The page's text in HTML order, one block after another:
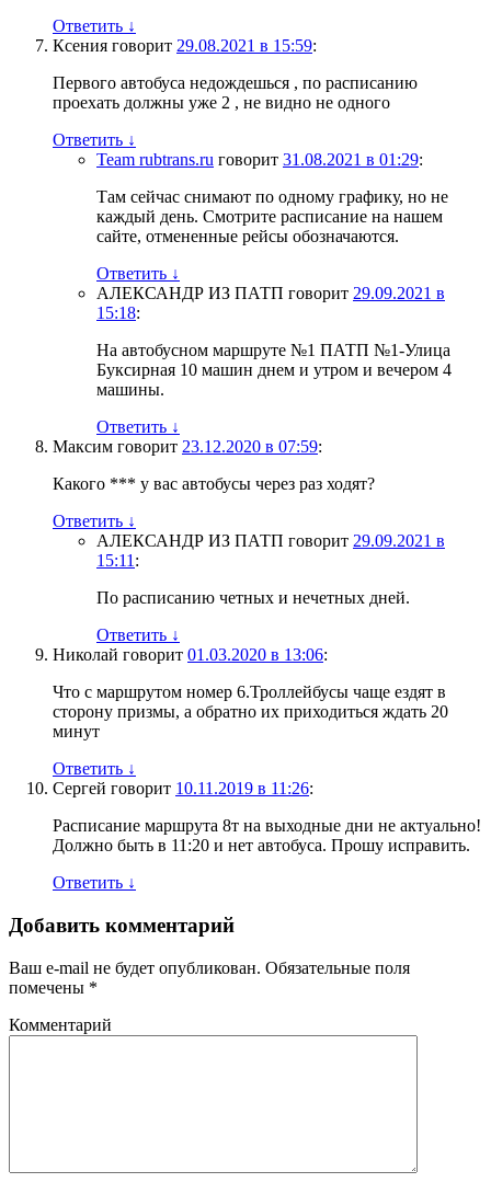
Ответить ↓
Ксения говорит 29.08.2021 в 15:59:
Первого автобуса недождешься , по расписанию
проехать должны уже 2 , не видно не одного
Ответить ↓
Team rubtrans.ru говорит 31.08.2021 в 01:29:
Там сейчас снимают по одному графику, но не
каждый день. Смотрите расписание на нашем
сайте, отмененные рейсы обозначаются.
Ответить ↓
АЛЕКСАНДР ИЗ ПАТП говорит 29.09.2021 в
15:18:
На автобусном маршруте №1 ПАТП №1-Улица
Буксирная 10 машин днем и утром и вечером 4
машины.
Ответить ↓
Максим говорит 23.12.2020 в 07:59:
Какого *** у вас автобусы через раз ходят?
Ответить ↓
АЛЕКСАНДР ИЗ ПАТП говорит 29.09.2021 в
15:11:
По расписанию четных и нечетных дней.
Ответить ↓
Николай говорит 01.03.2020 в 13:06:
Что с маршрутом номер 6.Троллейбусы чаще ездят в
сторону призмы, а обратно их приходиться ждать 20
минут
Ответить ↓
Сергей говорит 10.11.2019 в 11:26:
Расписание маршрута 8т на выходные дни не актуально!
Должно быть в 11:20 и нет автобуса. Прошу исправить.
Ответить ↓
Добавить комментарий
Ваш e-mail не будет опубликован. Обязательные поля
помечены *
Комментарий